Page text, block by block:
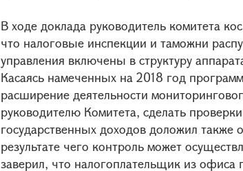
В ходе доклада руководитель комитета
что налоговые инспекции и таможни
управления включены в структуру
Касаясь намеченных на 2018 год
расширение деятельности
руководителю Комитета, сделать
государственных доходов доложил
результате чего контроль может
заверил, что налогоплательщик из офиса